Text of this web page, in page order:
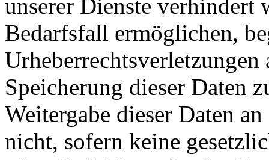
unserer Dienste verhindert
Bedarfsfall ermöglichen,
Speicherung dieser Daten
Weitergabe dieser Daten
nicht, sofern keine